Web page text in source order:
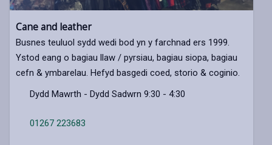
Cane and leather
Busnes teuluol sydd wedi bod yn y farchnad ers 1999.
Ystod eang o bagiau llaw / pyrsiau, bagiau siopa, bagiau
cefn & ymbarelau. Hefyd basgedi coed, storio & coginio.
Dydd Mawrth - Dydd Sadwrn 9:30 - 4:30
01267 223683